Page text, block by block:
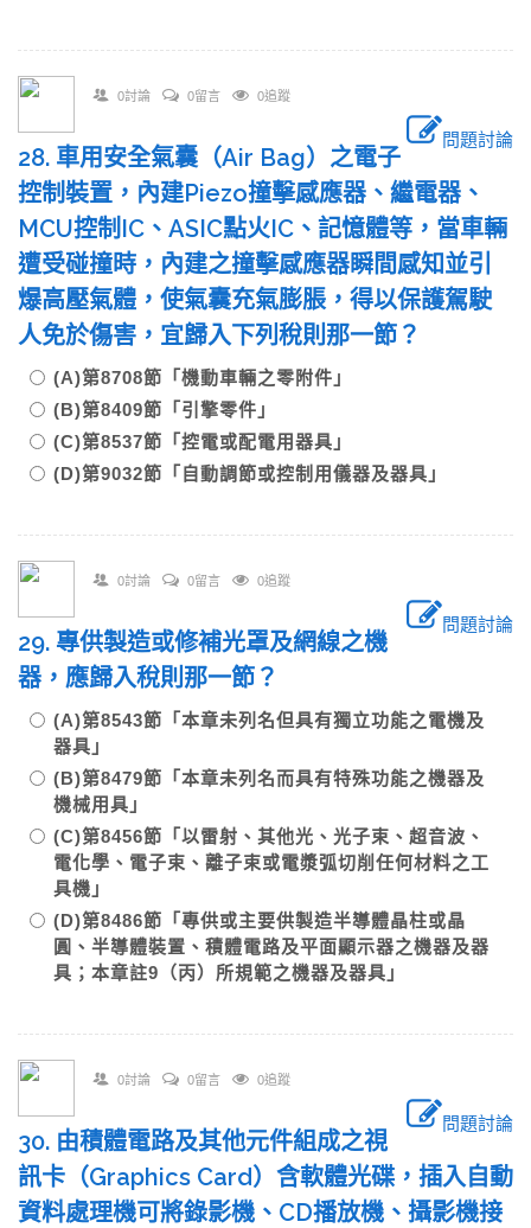
0討論 0留言 0追蹤
問題討論
28. 車用安全氣囊（Air Bag）之電子
控制裝置，內建Piezo撞擊感應器、繼電器、
MCU控制IC、ASIC點火IC、記憶體等，當車輛
遭受碰撞時，內建之撞擊感應器瞬間感知並引
爆高壓氣體，使氣囊充氣膨脹，得以保護駕駛
人免於傷害，宜歸入下列稅則那一節？
(A)第8708節「機動車輛之零附件」
(B)第8409節「引擎零件」
(C)第8537節「控電或配電用器具」
(D)第9032節「自動調節或控制用儀器及器具」
0討論 0留言 0追蹤
問題討論
29. 專供製造或修補光罩及網線之機
器，應歸入稅則那一節？
(A)第8543節「本章未列名但具有獨立功能之電機及
器具」
(B)第8479節「本章未列名而具有特殊功能之機器及
機械用具」
(C)第8456節「以雷射、其他光、光子束、超音波、
電化學、電子束、離子束或電漿弧切削任何材料之工
具機」
(D)第8486節「專供或主要供製造半導體晶柱或晶
圓、半導體裝置、積體電路及平面顯示器之機器及器
具；本章註9（丙）所規範之機器及器具」
0討論 0留言 0追蹤
問題討論
30. 由積體電路及其他元件組成之視
訊卡（Graphics Card）含軟體光碟，插入自動
資料處理機可將錄影機、CD播放機、攝影機接